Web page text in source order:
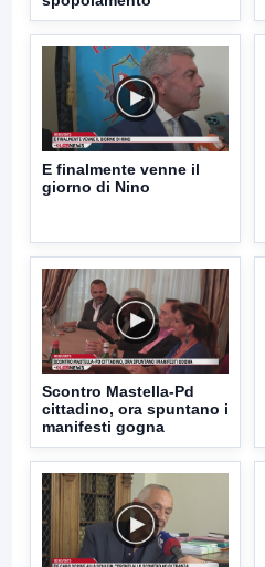
E finalmente venne il
giorno di Nino
Scontro Mastella-Pd
cittadino, ora spuntano i
manifesti gogna